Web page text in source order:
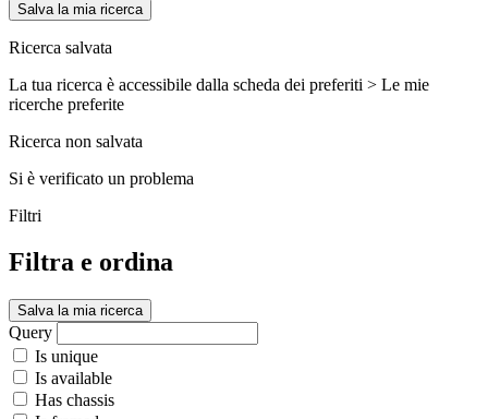
Salva la mia ricerca
Ricerca salvata
La tua ricerca è accessibile dalla scheda dei preferiti > Le mie
ricerche preferite
Ricerca non salvata
Si è verificato un problema
Filtri
Filtra e ordina
Salva la mia ricerca
Query
Is unique
Is available
Has chassis